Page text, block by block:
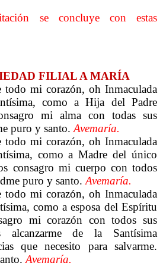
se concluye con estas
FILIAL A MARÍA
todo mi corazón, oh Inmaculada
como a Hija del Padre
mi alma con todas sus
puro y santo. Avemaría.
todo mi corazón, oh Inmaculada
como a Madre del único
consagro mi cuerpo con todos
puro y santo. Avemaría.
todo mi corazón, oh Inmaculada
como a esposa del Espíritu
mi corazón con todos sus
alcanzarme de la Santísima
que necesito para salvarme.
Avemaría.